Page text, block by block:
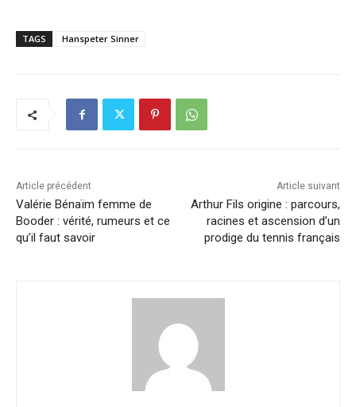
TAGS Hanspeter Sinner
Article précédent
Valérie Bénaïm femme de
Booder : vérité, rumeurs et ce
qu’il faut savoir
Article suivant
Arthur Fils origine : parcours,
racines et ascension d’un
prodige du tennis français